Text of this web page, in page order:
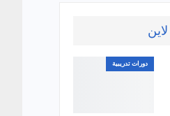
دورات تدريبية